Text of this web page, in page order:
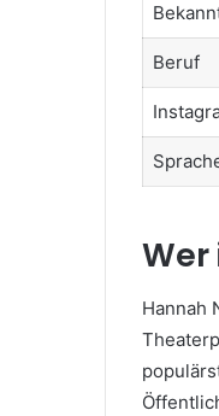
Beruf
Hannah